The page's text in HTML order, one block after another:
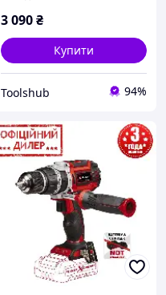
3 090₴
Купити
Toolshub 94%